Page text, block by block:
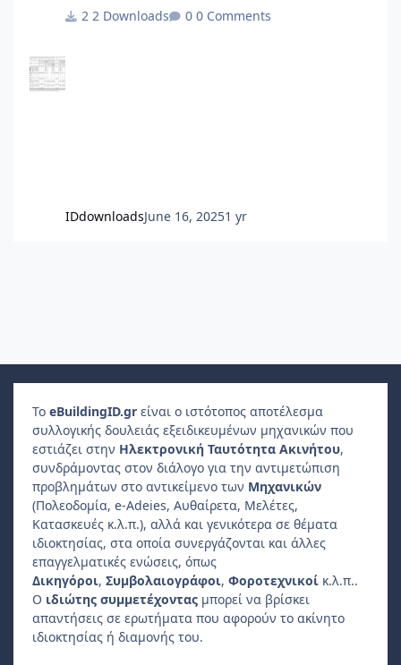
αλλά με δύο συντελεστές, έναν για την χρέωση με
2 Downloads 0 Comments
IDdownloadsJune 16, 20251 yr
Το eBuildingID.gr είναι ο ιστότοπος αποτέλεσμα
συλλογικής δουλειάς εξειδικευμένων μηχανικών που
εστιάζει στην Ηλεκτρονική Ταυτότητα Ακινήτου,
συνδράμοντας στον διάλογο για την αντιμετώπιση
προβλημάτων στο αντικείμενο των Μηχανικών
(Πολεοδομία, e-Adeies, Αυθαίρετα, Μελέτες,
Κατασκευές κ.λ.π.), αλλά και γενικότερα σε θέματα
ιδιοκτησίας, στα οποία συνεργάζονται και άλλες
επαγγελματικές ενώσεις, όπως
Δικηγόροι, Συμβολαιογράφοι, Φοροτεχνικοί κ.λ.π..
Ο ιδιώτης συμμετέχοντας μπορεί να βρίσκει
απαντήσεις σε ερωτήματα που αφορούν το ακίνητο
ιδιοκτησίας ή διαμονής του.